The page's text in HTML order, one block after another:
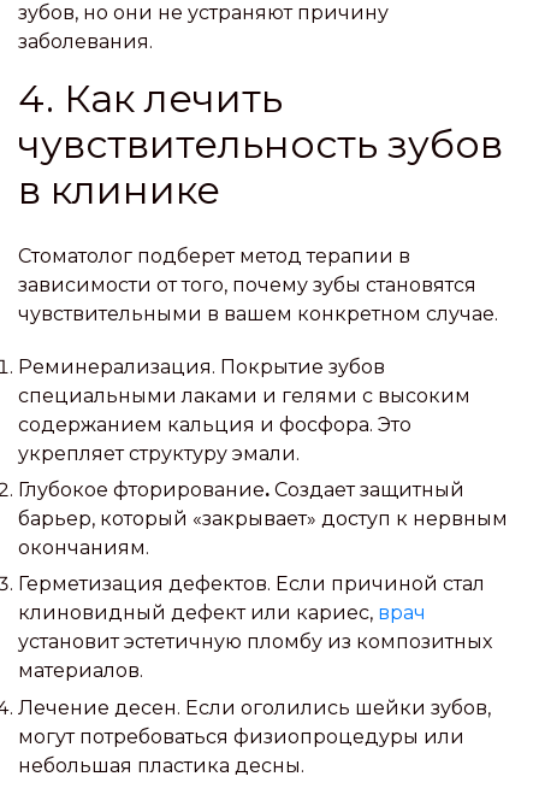
зубов, но они не устраняют причину
заболевания.
4. Как лечить
чувствительность зубов
в клинике
Стоматолог подберет метод терапии в
зависимости от того, почему зубы становятся
чувствительными в вашем конкретном случае.
Реминерализация. Покрытие зубов
специальными лаками и гелями с высоким
содержанием кальция и фосфора. Это
укрепляет структуру эмали.
Глубокое фторирование. Создает защитный
барьер, который «закрывает» доступ к нервным
окончаниям.
Герметизация дефектов. Если причиной стал
клиновидный дефект или кариес, врач
установит эстетичную пломбу из композитных
материалов.
Лечение десен. Если оголились шейки зубов,
могут потребоваться физиопроцедуры или
небольшая пластика десны.